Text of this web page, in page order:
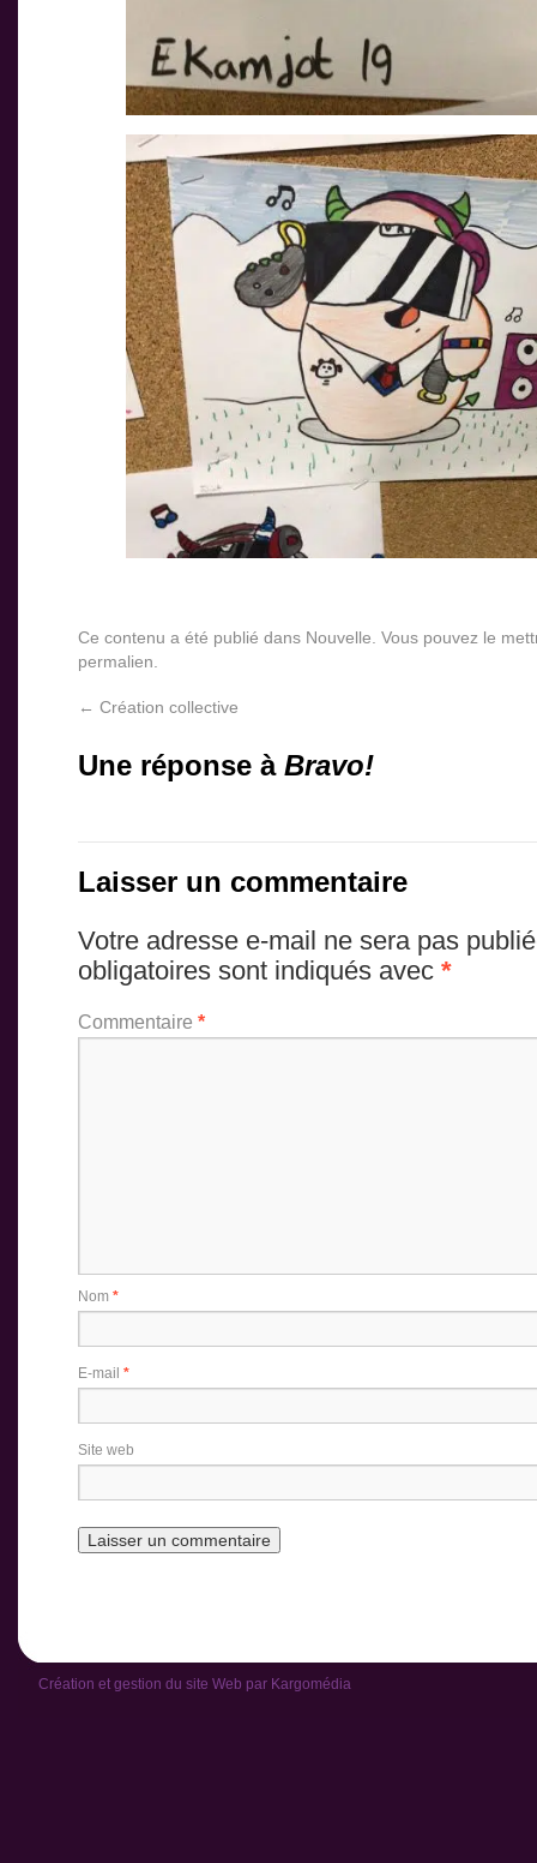
Ce contenu a été publié dans Nouvelle . Vous pouvez le
permalien
← Création collective
Une réponse à Bravo!
Laisser un commentaire
Votre adresse e-mail ne sera pas
obligatoires sont indiqués avec *
Commentaire *
Nom *
E-mail *
Site web
Création et gestion du site Web par Kargomédia